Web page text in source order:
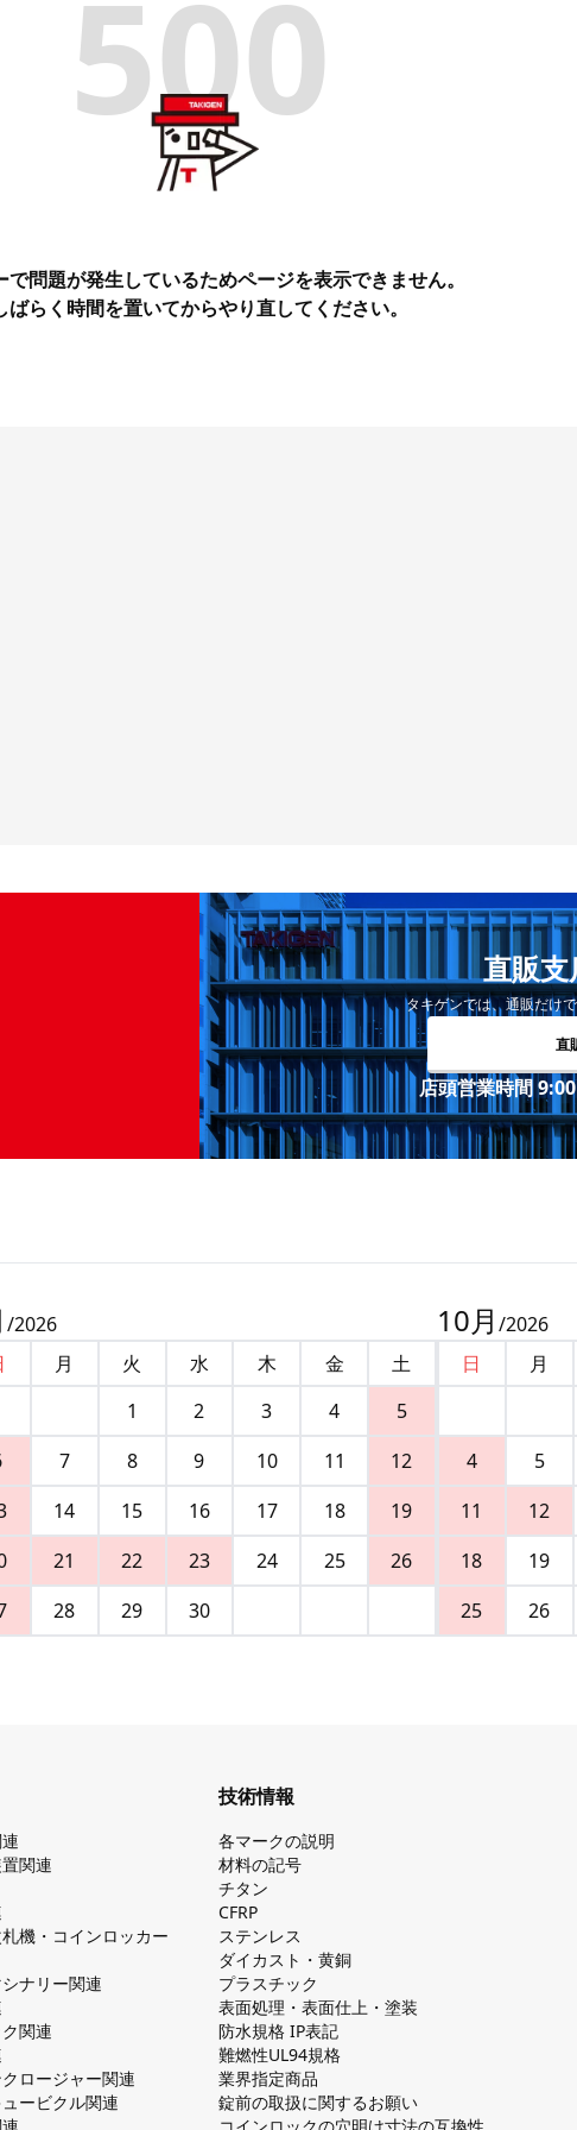
500
で問題が発生しているためページを表示できません。
ばらく時間を置いてからやり直してください。
直販
タキゲンでは、通販だけ
直
店頭営業時間
/2026
月 火 水 木 金
土
1
2 3 4
5
7 8 9 10 11
12
14 15 16 17 18
19
21 22 23 24 25
26
28 29 30
10月 /2026
日
月
4
5
11
12
18
19
25
26
関連
機・コインロッカー
ナリー関連
関連
ロージャー関連
ービクル関連
技術情報
各マークの説明
材料の記号
チタン
CFRP
ステンレス
ダイカスト・⻩銅
プラスチック
表面処理・表面仕上・塗装
防⽔規格 IP表記
難燃性UL94規格
業界指定商品
錠前の取扱に関するお願い